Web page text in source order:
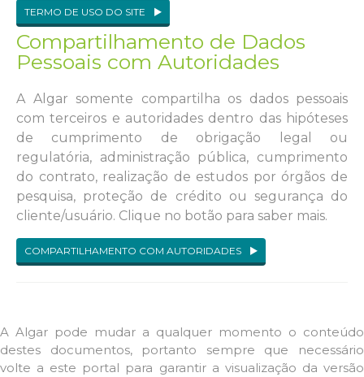
TERMO DE USO DO SITE
Compartilhamento de Dados
Pessoais com Autoridades
A Algar somente compartilha os dados pessoais
com terceiros e autoridades dentro das hipóteses
de cumprimento de obrigação legal ou
regulatória, administração pública, cumprimento
do contrato, realização de estudos por órgãos de
pesquisa, proteção de crédito ou segurança do
cliente/usuário. Clique no botão para saber mais.
COMPARTILHAMENTO COM AUTORIDADES
A Algar pode mudar a qualquer momento o conteúdo
destes documentos, portanto sempre que necessário
volte a este portal para garantir a visualização da versão